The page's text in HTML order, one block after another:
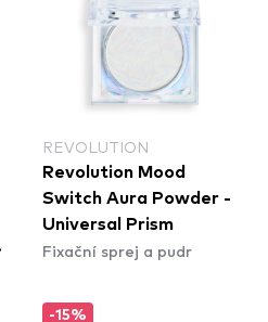
REVOLUTION
Revolution Mood
Switch Aura Powder -
Universal Prism
Fixační sprej a pudr
-15%